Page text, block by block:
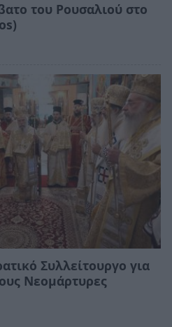
του Ρουσαλιού στο
Συλλείτουργο για
Νεομάρτυρες